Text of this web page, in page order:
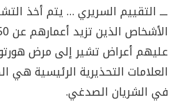
ـــ التقييم السريري … يتم أخذ
عليهم أعراض تشير إلى مرض
العلامات التحذيرية الرئيسية هي
في الشريان الصدغي.